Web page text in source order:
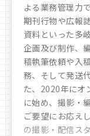
よる業務管理力
期刊行物や広報
資料といった多
企画及び制作、
稿執筆依頼や入
務、そして発送
た、2020年にオ
に始め、撮影・
ご要望にお応え
の撮影・配信ス